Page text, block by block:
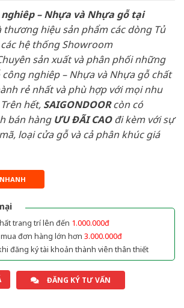
nghiêp – Nhựa và Nhựa gỗ tại
hiệu sản phẩm các dòng Tủ
hệ thống Showroom
sản xuất và phân phối những
công nghiêp – Nhựa và Nhựa gỗ chất
rẻ nhất và phù hợp với mọi nhu
hết, SAIGONDOORcòn có
bán hàng ƯU ĐÃI CAOđi kèm với sự
loại cửa gỗ và cả phân khúc giá
trang trí lên đến 1.000.000đ
đơn hàng lớn hơn 3.000.000đ
đăng ký tài khoản thành viên thân thiết
ĐĂNG KÝ TƯ VẤN